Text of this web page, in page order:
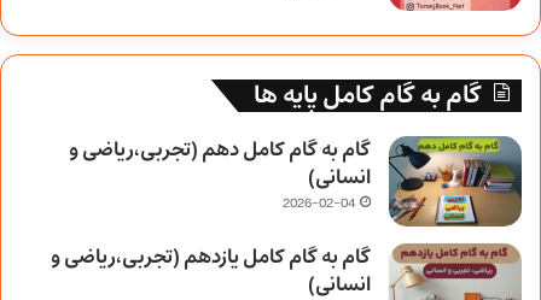
گام به گام کامل پایه ها
گام به گام کامل دهم (تجربی،ریاضی و
انسانی)
2026-02-04
گام به گام کامل یازدهم (تجربی،ریاضی و
انسانی)